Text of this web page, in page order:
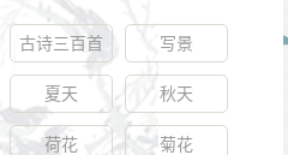
古诗三百首 写景
夏天 秋天
荷花 菊花